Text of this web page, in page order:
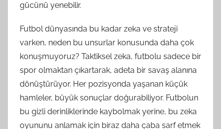
gücünü yenebilir.
Futbol dünyasında bu kadar zeka ve strateji
varken, neden bu unsurlar konusunda daha çok
konuşmuyoruz? Taktiksel zeka, futbolu sadece bir
spor olmaktan çıkartarak, adeta bir savaş alanına
dönüştürüyor. Her pozisyonda yaşanan küçük
hamleler, büyük sonuçlar doğurabiliyor. Futbolun
bu gizli derinliklerinde kaybolmak yerine, bu zeka
oyununu anlamak için biraz daha çaba sarf etmek